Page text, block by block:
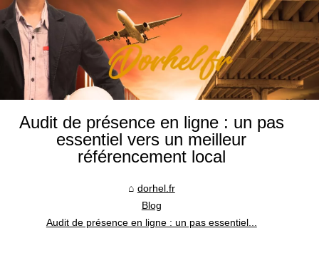
Audit de présence en ligne : un pas
essentiel vers un meilleur
référencement local
dorhel.fr
Blog
Audit de présence en ligne : un pas essentiel...